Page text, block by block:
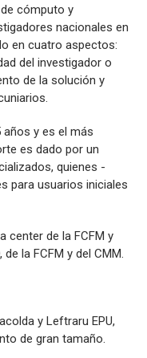
cómputo y
nacionales en
en cuatro aspectos:
del investigador o
de la solución y
y es el más
es dado por un
quienes -
para usuarios iniciales
center de la FCFM y
la FCFM y del CMM.
y Leftraru EPU,
de gran tamaño.